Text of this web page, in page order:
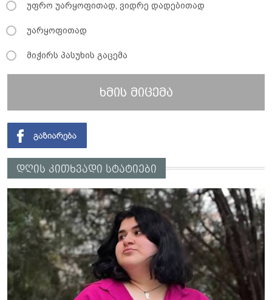
უფრო უარყოფითად, ვიდრე დადებითად
უარყოფითად
მიჭირს პასუხის გაცემა
ხმის მიცემა
დღის კითხვადი სტატიები